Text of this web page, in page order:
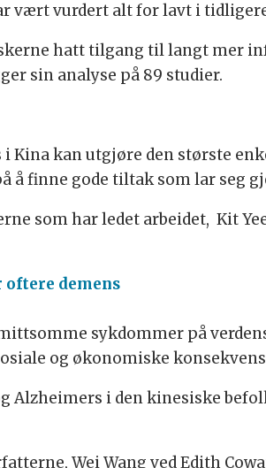
vært vurdert alt for lavt i
hatt tilgang til langt mer
sin analyse på 89 studier.
Kina kan utgjøre den største
å finne gode tiltak som lar seg
som har ledet arbeidet, Kit
oftere demens
sykdommer på
og økonomiske
Alzheimers i den kinesiske
Wei Wang ved Edith